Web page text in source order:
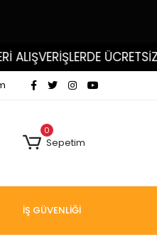
ÜCRETSİZ
0
Sepetim
İŞ GÜVENLİĞİ